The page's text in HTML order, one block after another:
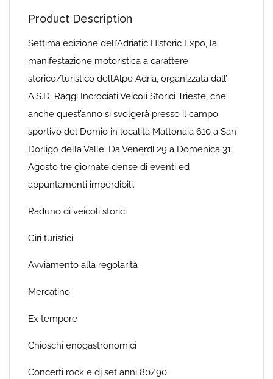
Product Description
Settima edizione dell’Adriatic Historic Expo, la
manifestazione motoristica a carattere
storico/turistico dell’Alpe Adria, organizzata dall’
A.S.D. Raggi Incrociati Veicoli Storici Trieste, che
anche quest’anno si svolgerà presso il campo
sportivo del Domio in località Mattonaia 610 a San
Dorligo della Valle. Da Venerdì 29 a Domenica 31
Agosto tre giornate dense di eventi ed
appuntamenti imperdibili.
Raduno di veicoli storici
Giri turistici
Avviamento alla regolarità
Mercatino
Ex tempore
Chioschi enogastronomici
Concerti rock e dj set anni 80/90